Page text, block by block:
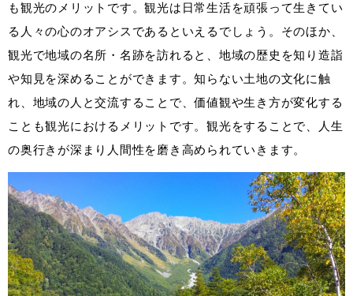
も観光のメリットです。観光は日常生活を頑張って生きてい
る人々の心のオアシスであるといえるでしょう。そのほか、
観光で地域の名所・名跡を訪れると、地域の歴史を知り造詣
や知見を深めることができます。知らない土地の文化に触
れ、地域の人と交流することで、価値観や生き方が変化する
ことも観光におけるメリットです。観光をすることで、人生
の奥行きが深まり人間性を磨き高められていきます。